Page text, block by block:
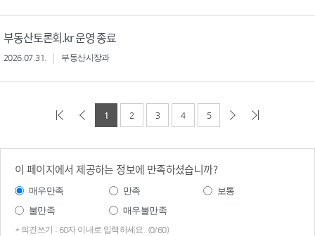
부동산토론회.kr 운영 종료
2026.07.31. 부동산시장과
1 2 3 4 5
이 페이지에서 제공하는 정보에 만족하셨습니까?
매우만족 만족
보통
불만족
매우불만족
* 의견쓰기 : 60자 이내로 입력하세요. (0/60)